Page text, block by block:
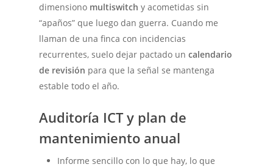
dimensiono multiswitch y acometidas sin
“apaños” que luego dan guerra. Cuando me
llaman de una finca con incidencias
recurrentes, suelo dejar pactado uncalendario
de revisión para que la señal se mantenga
estable todo el año.
Auditoría ICT y plan de
mantenimiento anual
Informe sencillo con lo que hay, lo que